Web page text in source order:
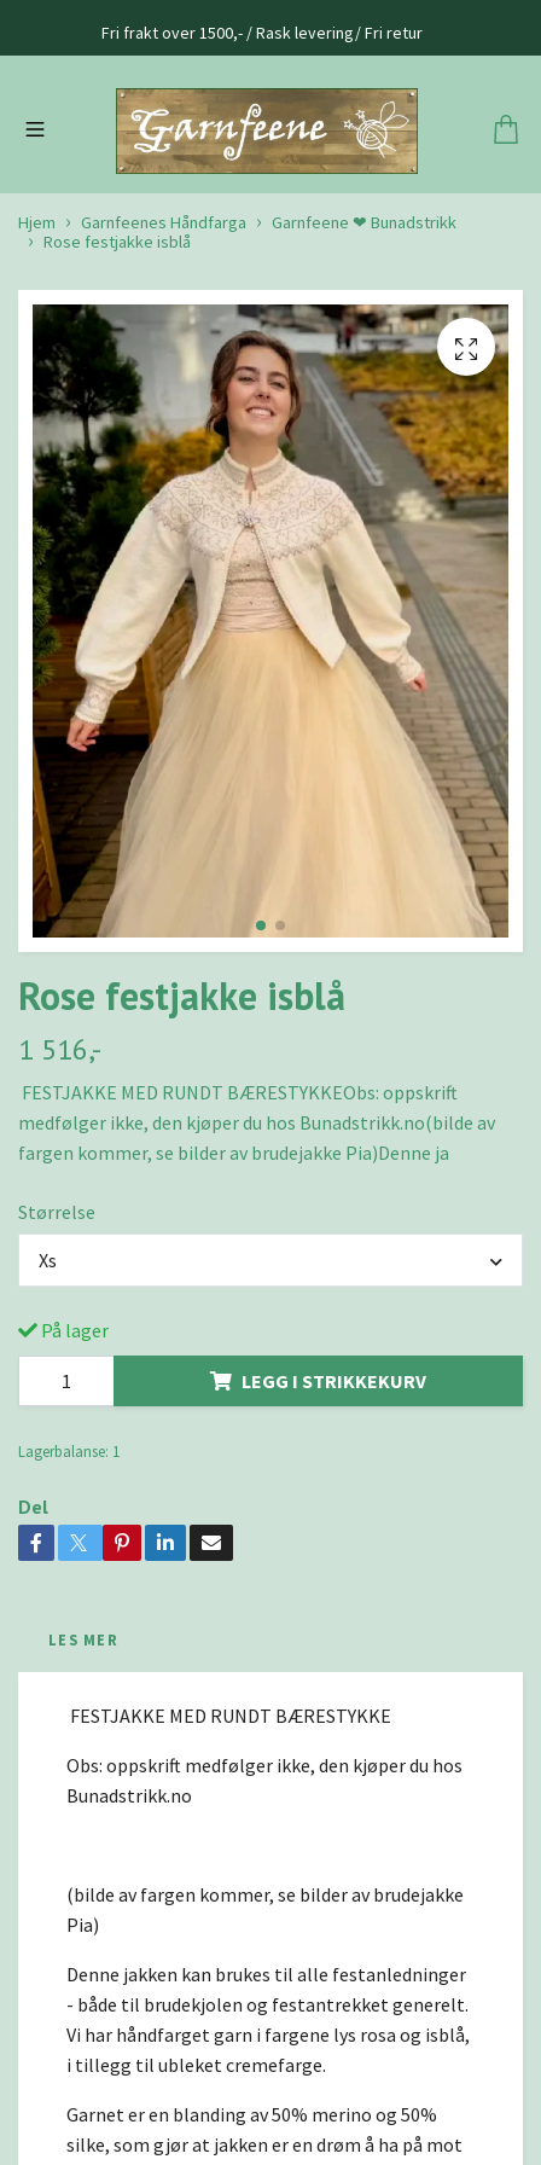
Fri frakt over 1500,- / Rask levering/ Fri retur
Hjem Garnfeenes Håndfarga
Garnfeene ❤ Bunadstrikk
Rose festjakke isblå
Rose festjakke isblå
1 516,-
FESTJAKKE MED RUNDT BÆRESTYKKEObs: oppskrift
medfølger ikke, den kjøper du hos Bunadstrikk.no(bilde av
fargen kommer, se bilder av brudejakke Pia)Denne ja
Størrelse
Xs
På lager
LEGG I STRIKKEKURV
Lagerbalanse: 1
Del
LES MER
FESTJAKKE MED RUNDT BÆRESTYKKE
Obs: oppskrift medfølger ikke, den kjøper du hos
Bunadstrikk.no
(bilde av fargen kommer, se bilder av brudejakke
Pia)
Denne jakken kan brukes til alle festanledninger
- både til brudekjolen og festantrekket generelt.
Vi har håndfarget garn i fargene lys rosa og isblå,
i tillegg til ubleket cremefarge.
Garnet er en blanding av 50% merino og 50%
silke, som gjør at jakken er en drøm å ha på mot